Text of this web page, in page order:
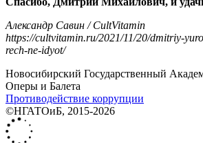
Александр Савин / CultVitamin
https://cultvitamin.ru/2021/11/20/dmitriy-
rech-ne-idyot/
Новосибирский Государственный
Оперы и Балета
Противодействие коррупции
©НГАТОиБ, 2015-2026